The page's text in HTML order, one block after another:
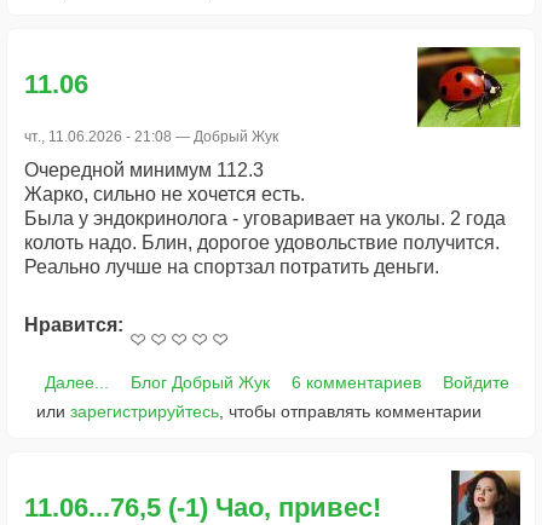
11.06
чт., 11.06.2026 - 21:08 — Добрый Жук
Очередной минимум 112.3
Жарко, сильно не хочется есть.
Была у эндокринолога - уговаривает на уколы. 2 года
колоть надо. Блин, дорогое удовольствие получится.
Реально лучше на спортзал потратить деньги.
Нравится:
Далее... Блог Добрый Жук 6 комментариев
Войдите
или зарегистрируйтесь, чтобы отправлять комментарии
11.06...76,5 (-1) Чао, привес!